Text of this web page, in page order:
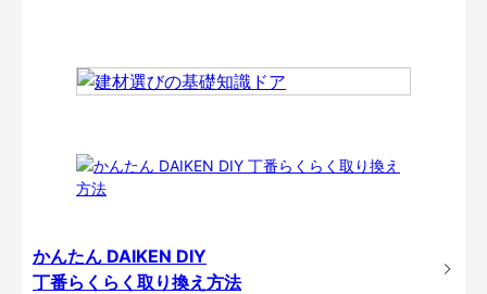
かんたん DAIKEN DIY
丁番らくらく取り換え方法